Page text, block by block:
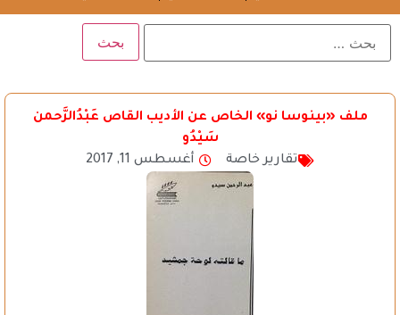
ملف «بينوسا نو» الخاص عن الأديب القاص عَبْدُالرَّحمن
سَيْدُو
تقارير خاصة
أغسطس 11, 2017